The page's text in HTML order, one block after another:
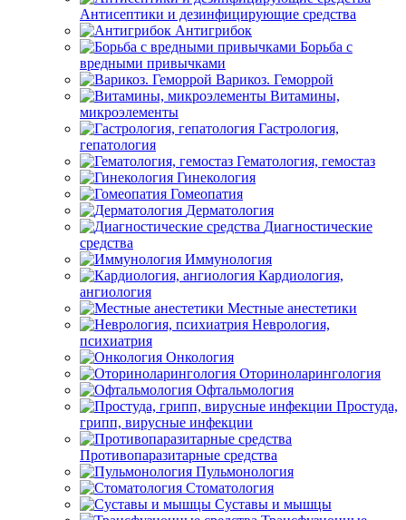
Антисептики и дезинфицирующие средства
Антигрибок
Борьба с
вредными привычками
Варикоз. Геморрой
Витамины,
микроэлементы
Гастрология,
гепатология
Гематология, гемостаз
Гинекология
Гомеопатия
Дерматология
Диагностические
средства
Иммунология
Кардиология,
ангиология
Местные анестетики
Неврология,
психиатрия
Онкология
Оториноларингология
Офтальмология
Простуда,
грипп, вирусные инфекции
Противопаразитарные средства
Пульмонология
Стоматология
Суставы и мышцы